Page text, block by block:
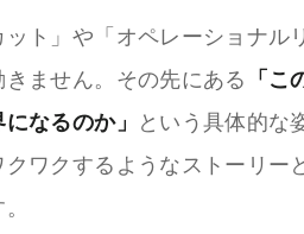
ト」や「オペレーショナル
ません。その先にある
「こ
なるのか」
という具体的な
ワクするようなストーリー